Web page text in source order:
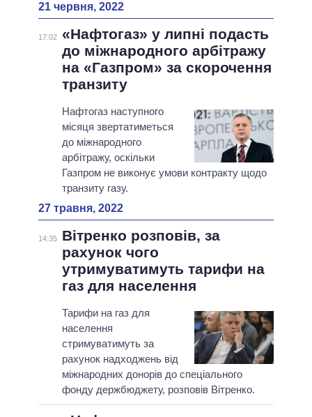
21 червня, 2022
17:02
«Нафтогаз» у липні подасть
до міжнародного арбітражу
на «Газпром» за скорочення
транзиту
Нафтогаз наступного
місяця звертатиметься
до міжнародного
арбітражу, оскільки
Газпром не виконує умови контракту щодо
транзиту газу.
27 травня, 2022
14:35
Вітренко розповів, за
рахунок чого
утримуватимуть тарифи на
газ для населення
Тарифи на газ для
населення
стримуватимуть за
рахунок надходжень від
міжнародних донорів до спеціального
фонду держбюджету, розповів Вітренко.